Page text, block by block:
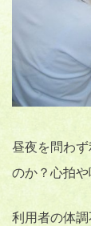
昼夜を問わ
のか？心拍
利用者の体